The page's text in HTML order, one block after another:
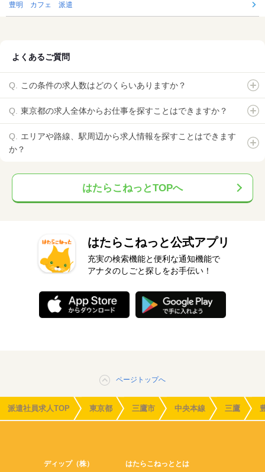
豊明 カフェ 派遣
よくあるご質問
この条件の求人数はどのくらいありますか？
東京都の求人全体からお仕事を探すことはできますか？
エリアや路線、駅周辺から求人情報を探すことはできます
か？
はたらこねっとTOPへ
はたらこねっと公式アプリ
充実の検索機能と便利な通知機能で
アナタのしごと探しをお手伝い！
ページトップへ
派遣社員求人TOP 東京都 三鷹市 中央本線 三鷹
ディップ（株） はたらこねっととは